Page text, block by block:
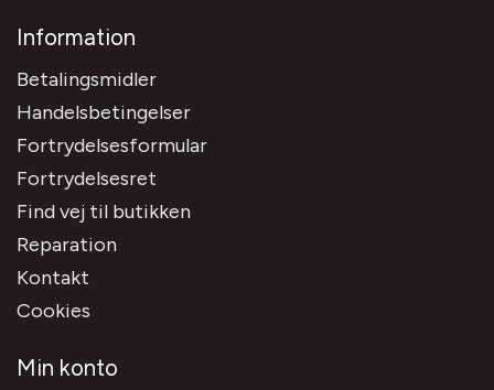
Information
Betalingsmidler
Handelsbetingelser
Fortrydelsesformular
Fortrydelsesret
Find vej til butikken
Reparation
Kontakt
Cookies
Min konto